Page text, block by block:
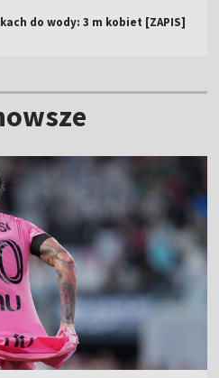
do wody: 3 m kobiet [ZAPIS]